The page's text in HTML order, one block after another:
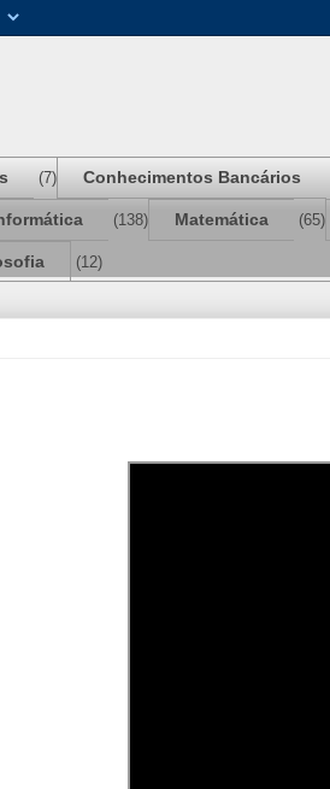
(7) Conhecimentos Bancários
(138) Matemática (65)
(12)